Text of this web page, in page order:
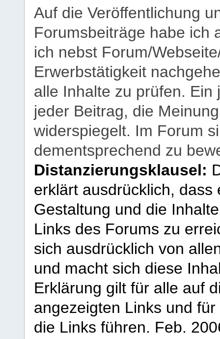
Auf die Veröffentlichung
Forumsbeiträge habe ich
ich nebst Forum/
Erwerbstätigkeit
alle Inhalte zu prüfen.
jeder Beitrag, die
widerspiegelt. Im Forum
dementsprechend zu
Distanzierungsklausel:
erklärt ausdrücklich,
Gestaltung und die
Links des Forums zu
sich ausdrücklich von
und macht sich diese
Erklärung gilt für alle auf
angezeigten Links und
die Links führen. Feb.